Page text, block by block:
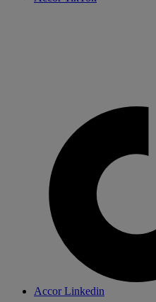
Accor Linkedin